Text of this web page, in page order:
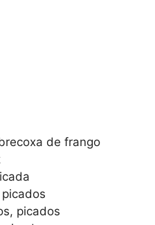
de frango
picados